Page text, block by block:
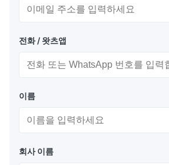
전화 / 왓츠앱
이름
회사 이름